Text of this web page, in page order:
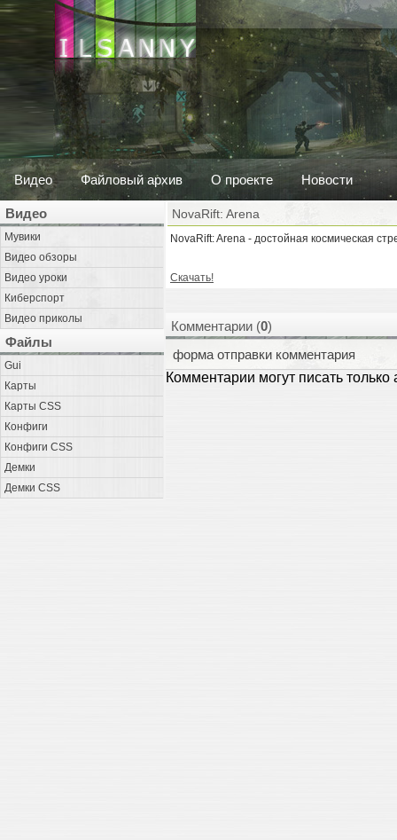
Видео Файловый архив О проекте Новости
Видео
Мувики
Видео обзоры
Видео уроки
Киберспорт
Видео приколы
Файлы
Gui
Карты
Карты CSS
Конфиги
Конфиги CSS
Демки
Демки CSS
NovaRift: Arena
NovaRift: Arena - достойная космическая
Скачать!
Комментарии (0)
форма отправки комментария
Комментарии могут писать